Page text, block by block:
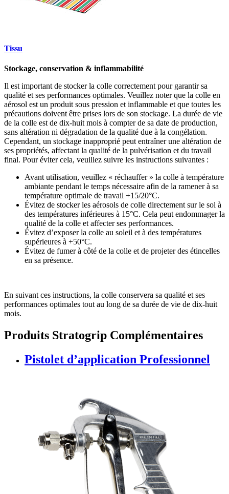
Tissu
Stockage, conservation & inflammabilité
Il est important de stocker la colle correctement pour garantir sa
qualité et ses performances optimales. Veuillez noter que la colle en
aérosol est un produit sous pression et inflammable et que toutes les
précautions doivent être prises lors de son stockage. La durée de vie
de la colle est de dix-huit mois à compter de sa date de production,
sans altération ni dégradation de la qualité due à la congélation.
Cependant, un stockage inapproprié peut entraîner une altération de
ses propriétés, affectant la qualité de la pulvérisation et du travail
final. Pour éviter cela, veuillez suivre les instructions suivantes :
Avant utilisation, veuillez « réchauffer » la colle à température
ambiante pendant le temps nécessaire afin de la ramener à sa
température optimale de travail +15/20°C.
Évitez de stocker les aérosols de colle directement sur le sol à
des températures inférieures à 15°C. Cela peut endommager la
qualité de la colle et affecter ses performances.
Évitez d’exposer la colle au soleil et à des températures
supérieures à +50°C.
Évitez de fumer à côté de la colle et de projeter des étincelles
en sa présence.
En suivant ces instructions, la colle conservera sa qualité et ses
performances optimales tout au long de sa durée de vie de dix-huit
mois.
Produits Stratogrip Complémentaires
Pistolet d’application Professionnel